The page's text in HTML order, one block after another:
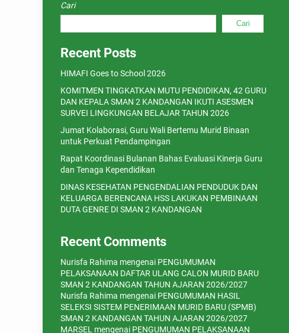
Cari
Cari
Recent Posts
HIMAFI Goes to School 2026
KOMITMEN TINGKATKAN MUTU PENDIDIKAN, 42 GURU
DAN KEPALA SMAN 2 KANDANGAN IKUTI ASESMEN
SURVEI LINGKUNGAN BELAJAR TAHUN 2026
Jumat Kolaborasi, Guru Wali Bertemu Murid Binaan
untuk Perkuat Pendampingan
Rapat Koordinasi Bulanan Bahas Evaluasi Kinerja Guru
dan Tenaga Kependidikan
DINAS KESEHATAN PENGENDALIAN PENDUDUK DAN
KELUARGA BERENCANA HSS LAKUKAN PEMBINAAN
DUTA GENRE DI SMAN 2 KANDANGAN
Recent Comments
Nurisfa Rahima mengenai PENGUMUMAN
PELAKSANAAN DAFTAR ULANG CALON MURID BARU
SMAN 2 KANDANGAN TAHUN AJARAN 2026/2027
Nurisfa Rahima mengenai PENGUMUMAN HASIL
SELEKSI SISTEM PENERIMAAN MURID BARU (SPMB)
SMAN 2 KANDANGAN TAHUN AJARAN 2026/2027
MARSEL mengenai PENGUMUMAN PELAKSANAAN